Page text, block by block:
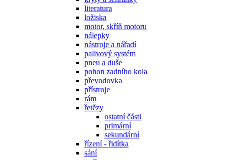
literatura
ložiska
motor, skříň motoru
nálepky
nástroje a nářadí
palivový systém
pneu a duše
pohon zadního kola
převodovka
přístroje
rám
řetězy
ostatní části
primární
sekundární
řízení - řidítka
sání